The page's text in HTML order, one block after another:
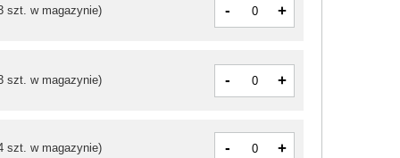
szt. w magazynie) - +
szt. w magazynie) - +
szt. w magazynie) - +